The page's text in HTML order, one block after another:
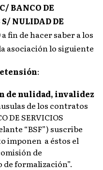
BANCO DE
NULIDAD DE
a fin de hacer saber a los
asociación lo siguiente
:
de nulidad, invalidez
de los contratos
DE SERVICIOS
“BSF”) suscribe
imponen a éstos el
de
de formalización”.